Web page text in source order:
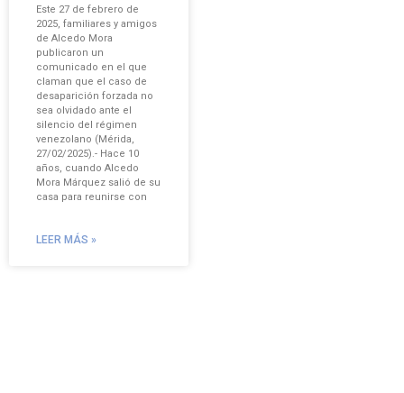
Este 27 de febrero de
2025, familiares y amigos
de Alcedo Mora
publicaron un
comunicado en el que
claman que el caso de
desaparición forzada no
sea olvidado ante el
silencio del régimen
venezolano (Mérida,
27/02/2025).- Hace 10
años, cuando Alcedo
Mora Márquez salió de su
casa para reunirse con
LEER MÁS »